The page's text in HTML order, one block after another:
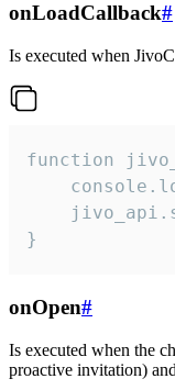
onLoadCallback#
Is executed when
function
}
onOpen#
Is executed when the
proactive invitation)